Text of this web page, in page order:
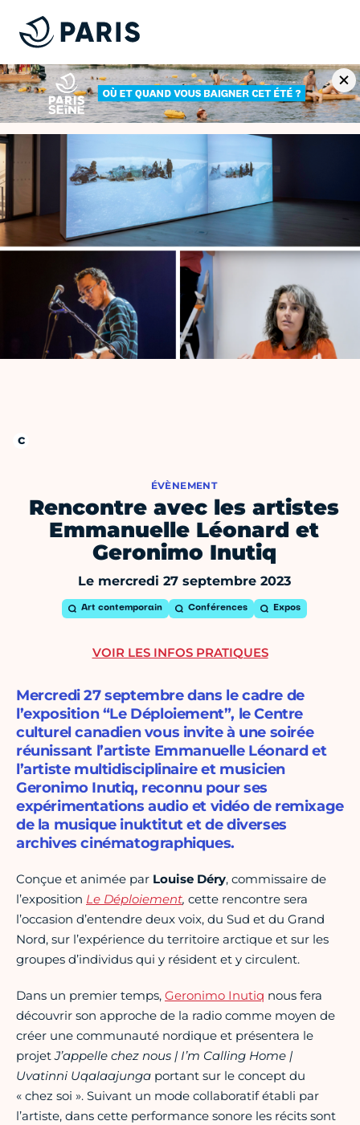
ÉVÈNEMENT
Rencontre avec les artistes
Emmanuelle Léonard et
Geronimo Inutiq
Le mercredi 27 septembre 2023
Art contemporain Conférences Expos
Mercredi 27 septembre dans le cadre de
l’exposition “Le Déploiement”, le Centre
culturel canadien vous invite à une soirée
réunissant l’artiste Emmanuelle Léonard et
l’artiste multidisciplinaire et musicien
Geronimo Inutiq, reconnu pour ses
expérimentations audio et vidéo de remixage
de la musique inuktitut et de diverses
archives cinématographiques.
Conçue et animée par Louise Déry, commissaire de
l’exposition Le Déploiement, cette rencontre sera
l’occasion d’entendre deux voix, du Sud et du Grand
Nord, sur l’expérience du territoire arctique et sur les
groupes d’individus qui y résident et y circulent.
Dans un premier temps, Geronimo Inutiq nous fera
découvrir son approche de la radio comme moyen de
créer une communauté nordique et présentera le
projetJ’appelle chez nous | I’m Calling Home |
Uvatinni Uqalaajunga portant sur le concept du
« chez soi ». Suivant un mode collaboratif établi par
l’artiste, dans cette performance sonore les récits sont
VOIR LES INFOS PRATIQUES